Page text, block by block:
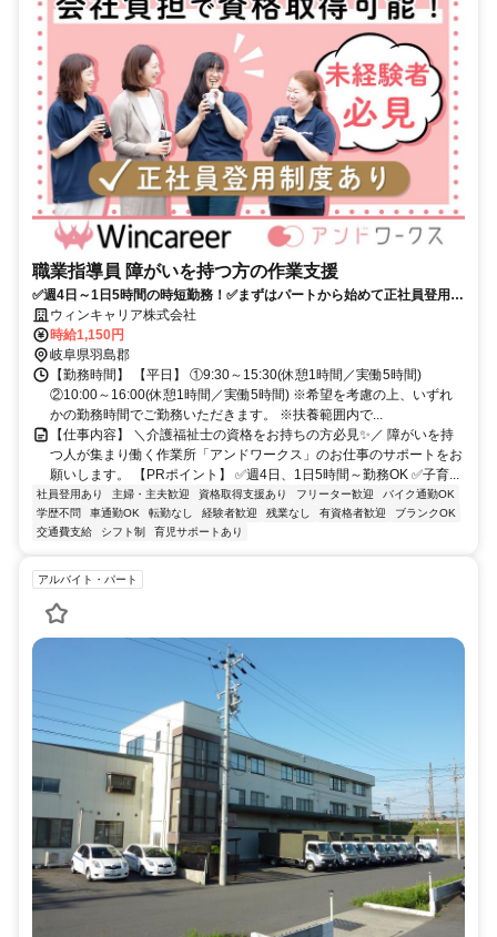
職業指導員 障がいを持つ方の作業支援
✅週4日～1日5時間の時短勤務！✅まずはパートから始めて正社員登用も
可能！✅資格取得支援あり
ウィンキャリア株式会社
時給1,150円
岐阜県羽島郡
【勤務時間】 【平日】 ①9:30～15:30(休憩1時間／実働5時間)
②10:00～16:00(休憩1時間／実働5時間) ※希望を考慮の上、いずれ
かの勤務時間でご勤務いただきます。 ※扶養範囲内で...
【仕事内容】 ＼介護福祉士の資格をお持ちの方必見✨／ 障がいを持
つ人が集まり働く作業所「アンドワークス」のお仕事のサポートをお
願いします。 【PRポイント】 ✅週4日、1日5時間～勤務OK ✅子育...
社員登用あり 主婦・主夫歓迎 資格取得支援あり フリーター歓迎
バイク通勤OK
学歴不問
車通勤OK 転勤なし 経験者歓迎 残業なし 有資格者歓迎
ブランクOK
交通費支給
シフト制 育児サポートあり
アルバイト・パート